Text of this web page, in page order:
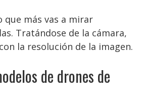
que más vas a mirar
Tratándose de la cámara,
la resolución de la imagen.
de drones de